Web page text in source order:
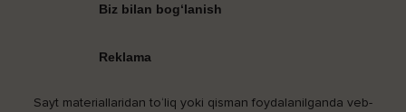
Biz bilan bog‘lanish
Reklama
Sayt materiallaridan to‘liq yoki qisman foydalanilganda veb-